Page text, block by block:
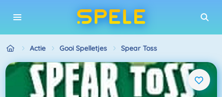
Actie Gooi Spelletjes Spear Toss